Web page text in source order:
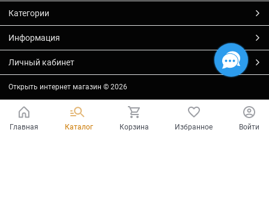
Категории
Информация
Личный кабинет
Открыть интернет магазин © 2026
Главная Каталог Корзина Избранное Войти